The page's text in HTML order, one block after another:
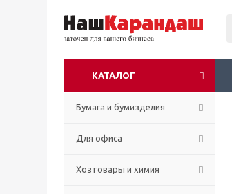
КАТАЛОГ
Бумага и бумизделия
Для офиса
Хозтовары и химия